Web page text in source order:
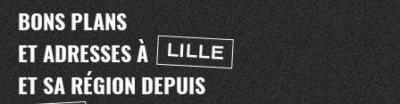
BONS PLANS
ET ADRESSES À
LILLE
ET SA RÉGION DEPUIS